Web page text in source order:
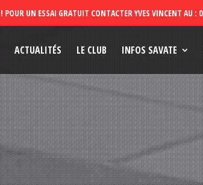
ACTUALITÉS LE CLUB INFOS SAVATE